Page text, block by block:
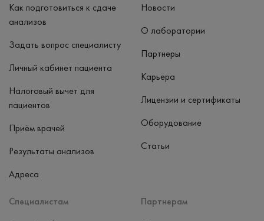
Как подготовиться к сдаче
анализов
Задать вопрос специалисту
Личный кабинет пациента
Налоговый вычет для
пациентов
Приём врачей
Результаты анализов
Адреса
Специалистам
Партнерам
Новости
О лаборатории
Партнеры
Карьера
Лицензии и сертификаты
Оборудование
Статьи